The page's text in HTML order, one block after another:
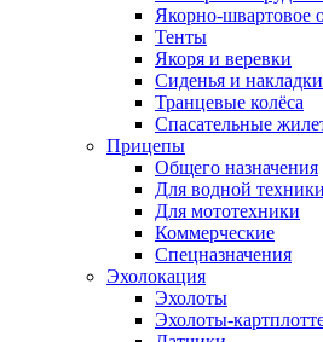
Якорно-швартовое
Тенты
Якоря и веревки
Сиденья и накладки
Транцевые колёса
Спасательные
Прицепы
Общего назначения
Для водной техники
Для мототехники
Коммерческие
Спецназначения
Эхолокация
Эхолоты
Эхолоты-